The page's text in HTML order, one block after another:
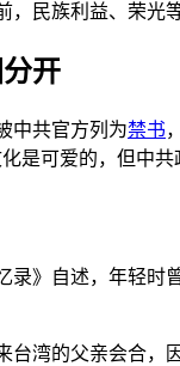
，民族利益、荣光
开
中共官方列为禁书
是可爱的，但中
录》自述，年轻时
湾的父亲会合，